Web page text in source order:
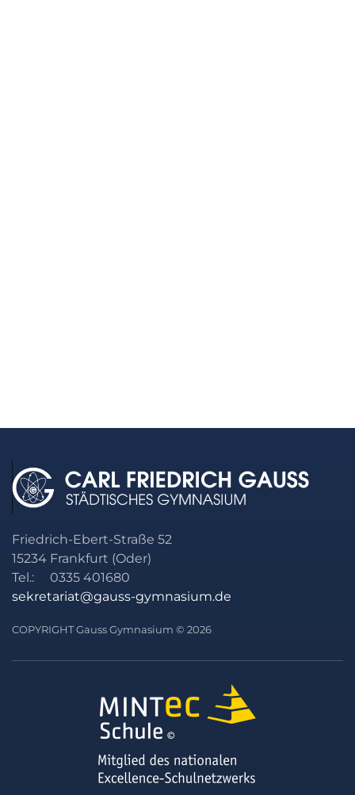
Friedrich-Ebert-Straße 52
15234 Frankfurt (Oder)
Tel.: 0335 401680
sekretariat@gauss-gymnasium.de
COPYRIGHT Gauss Gymnasium © 2026